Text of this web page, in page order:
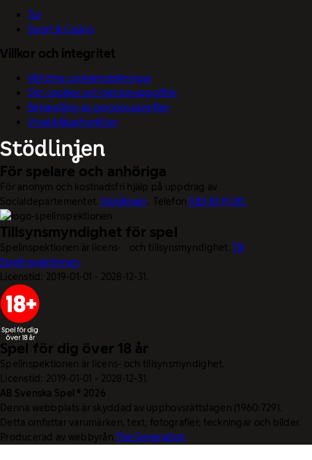
Tur
Sport & Casino
Villkor och integritet
Välj dina cookieinställningar
Om cookies och personuppgifter
Behandling av personuppgifter
Visselblåsarfunktion
För spelare och anhöriga
För anonym och kostnadsfri hjälp på uppdrag av
Socialdepartementet. Stödlinjen. Telefon020-81 91 00.
Tillsynsmyndighet för spel
Spelinspektionen är licens- och tillsynsmyndighet.Till
Spelinspektionen.
Licenstid: 2019-01-01 - 2028-12-31.
Spel för dig över 18 år
Spelinspektionen är licens- och tillsynsmyndighet.
Licenstid: 2019-01-01 - 2028-12-31.
AB Svenska Spel © 2026
Denna webbplats är skyddad av upphovsrättslagen (1960:729).
Detta omfattar varumärken, text, fotografier, teckningar och bilder.
Producerad av webbyrånThe Generation